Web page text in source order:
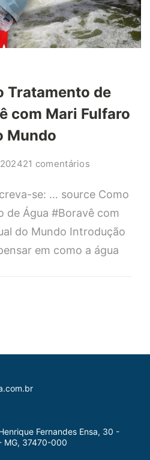
Tratamento de
com Mari Fulfaro
Mundo
21 comentários
é
Feito
Tratamento
de
Mundo
se: … source Como
de Água #Boravê com
do Mundo Introdução
em como a água
Fernandes Ensa, 30 -
MG, 37470-000